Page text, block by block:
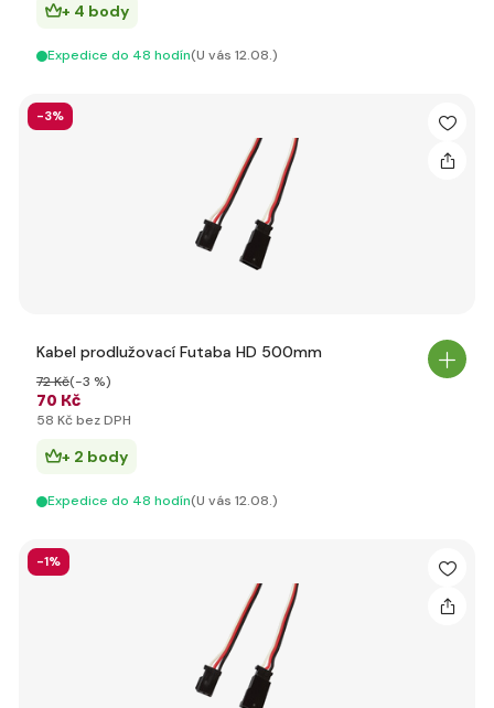
+ 4 body
Expedice do 48 hodín(U vás 12.08.)
-3%
Kabel prodlužovací Futaba HD 500mm
70 Kč
72 Kč(-3 %)
58 Kč bez DPH
+ 2 body
Expedice do 48 hodín(U vás 12.08.)
-1%